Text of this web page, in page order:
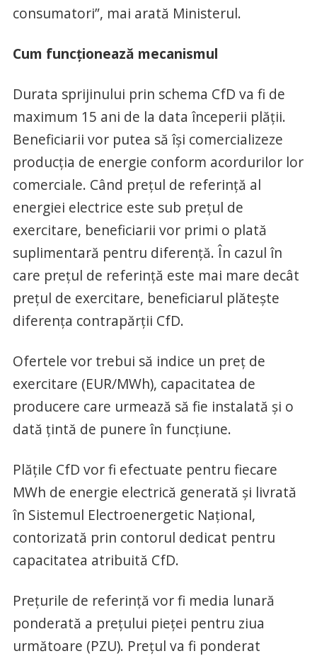
consumatori”, mai arată Ministerul.
Cum funcționează mecanismul
Durata sprijinului prin schema CfD va fi de
maximum 15 ani de la data începerii plății.
Beneficiarii vor putea să își comercializeze
producția de energie conform acordurilor lor
comerciale. Când prețul de referință al
energiei electrice este sub prețul de
exercitare, beneficiarii vor primi o plată
suplimentară pentru diferență. În cazul în
care prețul de referință este mai mare decât
prețul de exercitare, beneficiarul plătește
diferența contrapărții CfD.
Ofertele vor trebui să indice un preț de
exercitare (EUR/MWh), capacitatea de
producere care urmează să fie instalată și o
dată țintă de punere în funcțiune.
Plățile CfD vor fi efectuate pentru fiecare
MWh de energie electrică generată și livrată
în Sistemul Electroenergetic Național,
contorizată prin contorul dedicat pentru
capacitatea atribuită CfD.
Prețurile de referință vor fi media lunară
ponderată a prețului pieței pentru ziua
următoare (PZU). Prețul va fi ponderat